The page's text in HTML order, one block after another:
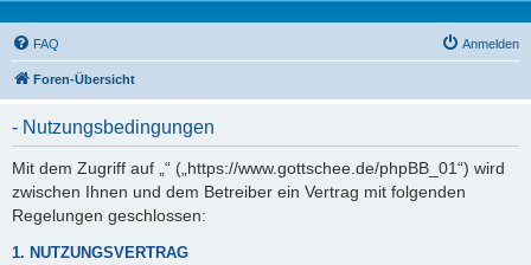
FAQ Anmelden
Foren-Übersicht
- Nutzungsbedingungen
Mit dem Zugriff auf „“ („https://www.gottschee.de/phpBB_01“) wird
zwischen Ihnen und dem Betreiber ein Vertrag mit folgenden
Regelungen geschlossen:
1. NUTZUNGSVERTRAG